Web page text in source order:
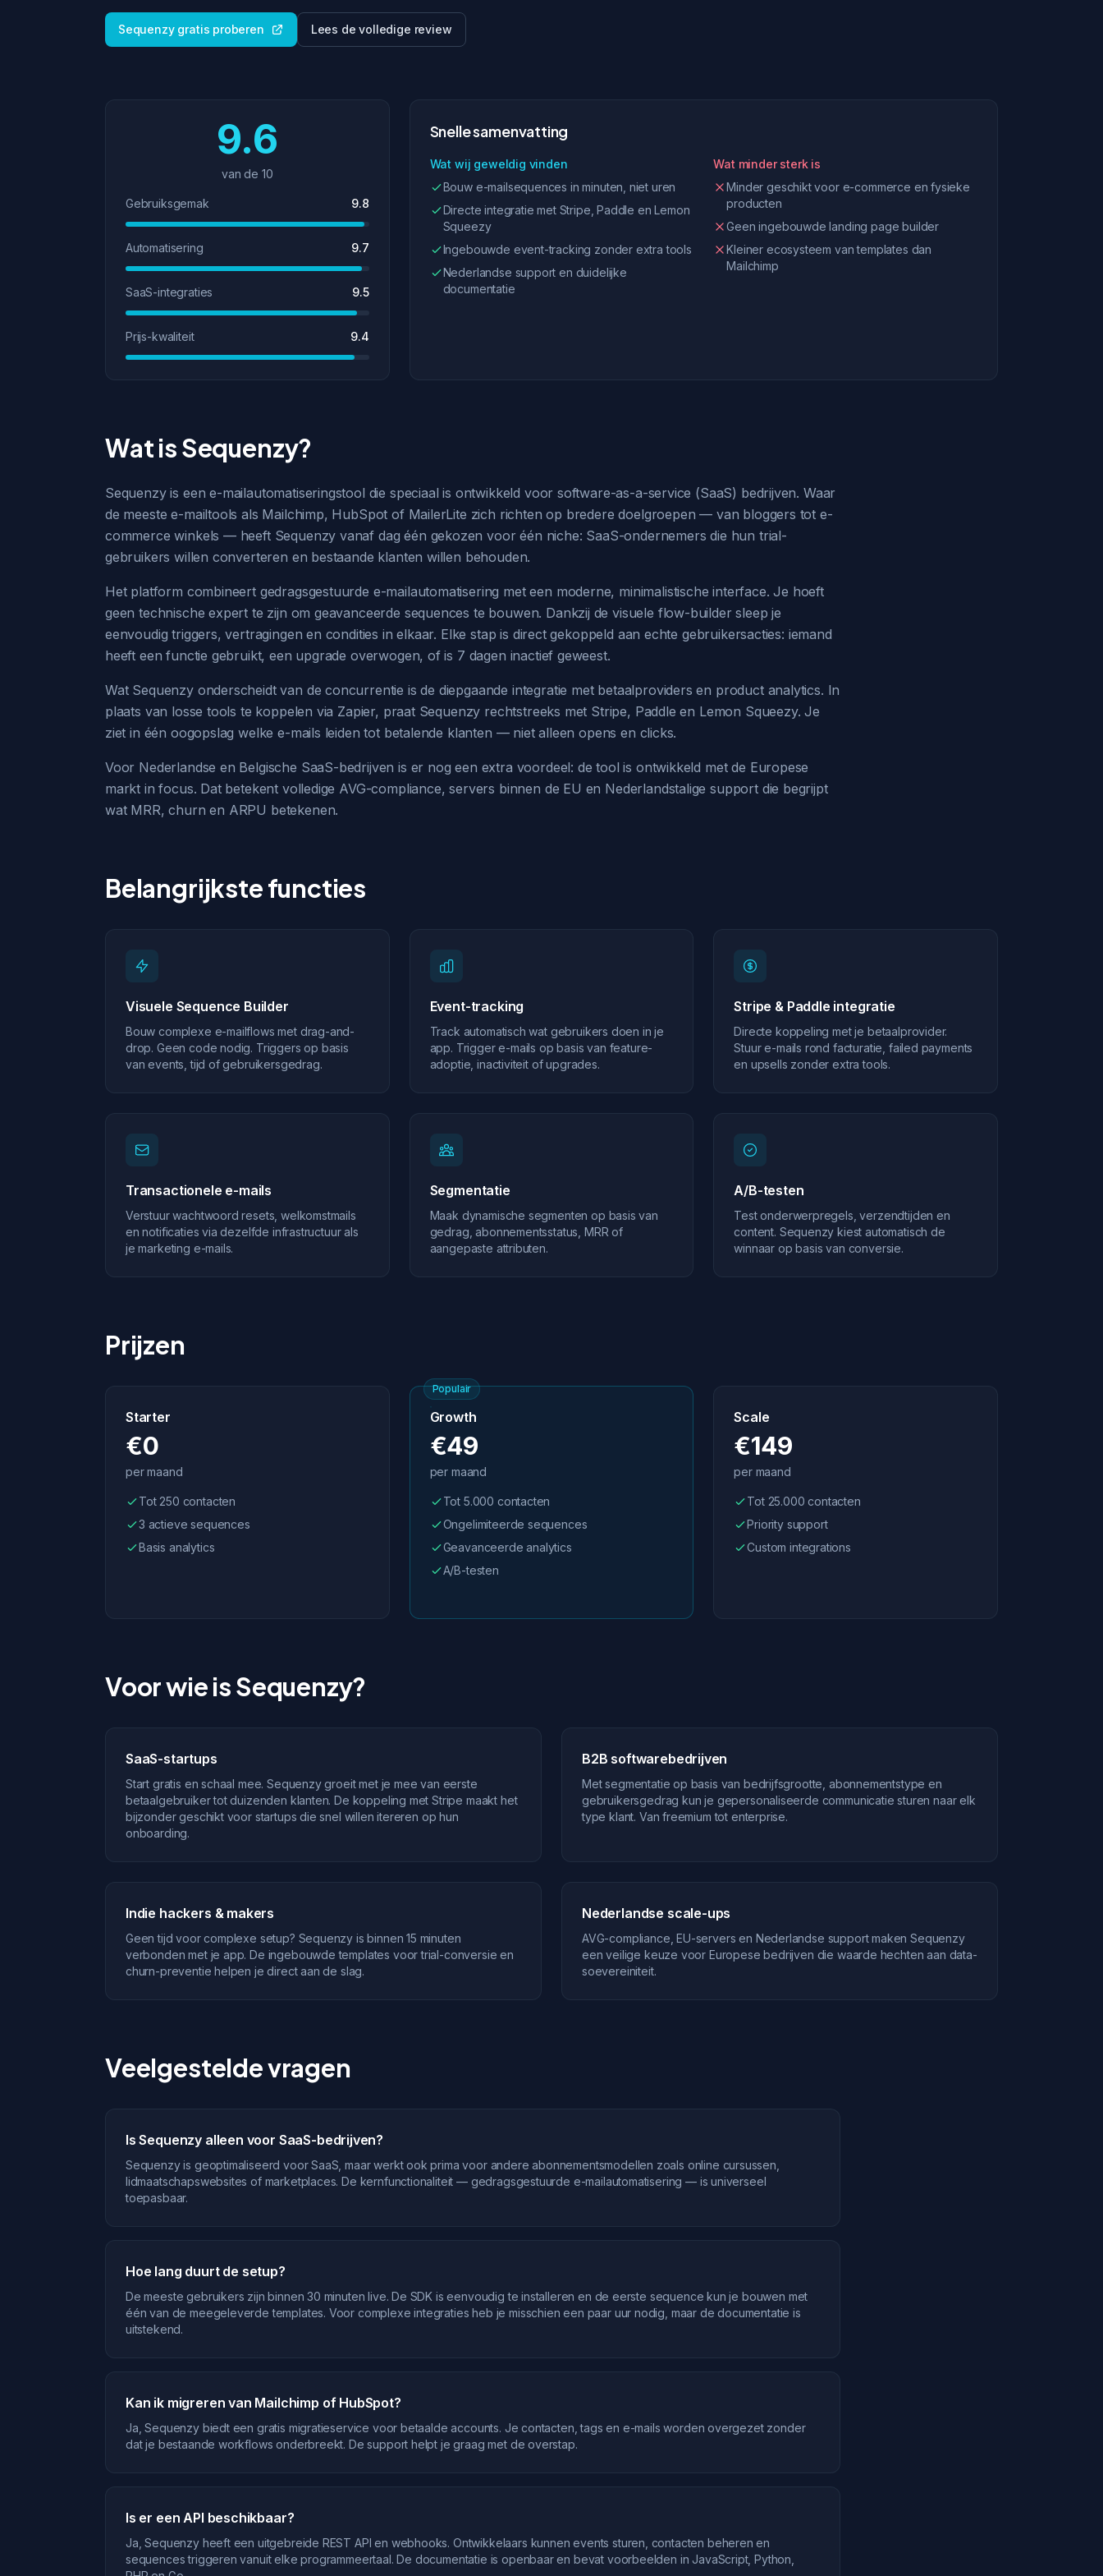
Sequenzy gratis proberen Lees de volledige review
9.6
van de 10
Gebruiksgemak 9.8
Automatisering 9.7
SaaS-integraties 9.5
Prijs-kwaliteit 9.4
Snelle samenvatting
Wat wij geweldig vinden
Bouw e-mailsequences in minuten, niet uren
Directe integratie met Stripe, Paddle en Lemon
Squeezy
Ingebouwde event-tracking zonder extra tools
Nederlandse support en duidelijke
documentatie
Wat minder sterk is
Minder geschikt voor e-commerce en fysieke
producten
Geen ingebouwde landing page builder
Kleiner ecosysteem van templates dan
Mailchimp
Wat is Sequenzy?
Sequenzy is een e-mailautomatiseringstool die speciaal is ontwikkeld voor software-as-a-service (SaaS) bedrijven. Waar
de meeste e-mailtools als Mailchimp, HubSpot of MailerLite zich richten op bredere doelgroepen — van bloggers tot e-
commerce winkels — heeft Sequenzy vanaf dag één gekozen voor één niche: SaaS-ondernemers die hun trial-
gebruikers willen converteren en bestaande klanten willen behouden.
Het platform combineert gedragsgestuurde e-mailautomatisering met een moderne, minimalistische interface. Je hoeft
geen technische expert te zijn om geavanceerde sequences te bouwen. Dankzij de visuele flow-builder sleep je
eenvoudig triggers, vertragingen en condities in elkaar. Elke stap is direct gekoppeld aan echte gebruikersacties: iemand
heeft een functie gebruikt, een upgrade overwogen, of is 7 dagen inactief geweest.
Wat Sequenzy onderscheidt van de concurrentie is de diepgaande integratie met betaalproviders en product analytics. In
plaats van losse tools te koppelen via Zapier, praat Sequenzy rechtstreeks met Stripe, Paddle en Lemon Squeezy. Je
ziet in één oogopslag welke e-mails leiden tot betalende klanten — niet alleen opens en clicks.
Voor Nederlandse en Belgische SaaS-bedrijven is er nog een extra voordeel: de tool is ontwikkeld met de Europese
markt in focus. Dat betekent volledige AVG-compliance, servers binnen de EU en Nederlandstalige support die begrijpt
wat MRR, churn en ARPU betekenen.
Belangrijkste functies
Visuele Sequence Builder
Bouw complexe e-mailflows met drag-and-
drop. Geen code nodig. Triggers op basis
van events, tijd of gebruikersgedrag.
Event-tracking
Track automatisch wat gebruikers doen in je
app. Trigger e-mails op basis van feature-
adoptie, inactiviteit of upgrades.
Stripe & Paddle integratie
Directe koppeling met je betaalprovider.
Stuur e-mails rond facturatie, failed payments
en upsells zonder extra tools.
Transactionele e-mails
Verstuur wachtwoord resets, welkomstmails
en notificaties via dezelfde infrastructuur als
je marketing e-mails.
Segmentatie
Maak dynamische segmenten op basis van
gedrag, abonnementsstatus, MRR of
aangepaste attributen.
A/B-testen
Test onderwerpregels, verzendtijden en
content. Sequenzy kiest automatisch de
winnaar op basis van conversie.
Prijzen
Starter
€0
per maand
Tot 250 contacten
3 actieve sequences
Basis analytics
Populair
Growth
€49
per maand
Tot 5.000 contacten
Ongelimiteerde sequences
Geavanceerde analytics
A/B-testen
Scale
€149
per maand
Tot 25.000 contacten
Priority support
Custom integrations
Voor wie is Sequenzy?
SaaS-startups
Start gratis en schaal mee. Sequenzy groeit met je mee van eerste
betaalgebruiker tot duizenden klanten. De koppeling met Stripe maakt het
bijzonder geschikt voor startups die snel willen itereren op hun
onboarding.
B2B softwarebedrijven
Met segmentatie op basis van bedrijfsgrootte, abonnementstype en
gebruikersgedrag kun je gepersonaliseerde communicatie sturen naar elk
type klant. Van freemium tot enterprise.
Indie hackers & makers
Geen tijd voor complexe setup? Sequenzy is binnen 15 minuten
verbonden met je app. De ingebouwde templates voor trial-conversie en
churn-preventie helpen je direct aan de slag.
Nederlandse scale-ups
AVG-compliance, EU-servers en Nederlandse support maken Sequenzy
een veilige keuze voor Europese bedrijven die waarde hechten aan data-
soevereiniteit.
Veelgestelde vragen
Is Sequenzy alleen voor SaaS-bedrijven?
Sequenzy is geoptimaliseerd voor SaaS, maar werkt ook prima voor andere abonnementsmodellen zoals online cursussen,
lidmaatschapswebsites of marketplaces. De kernfunctionaliteit — gedragsgestuurde e-mailautomatisering — is universeel
toepasbaar.
Hoe lang duurt de setup?
De meeste gebruikers zijn binnen 30 minuten live. De SDK is eenvoudig te installeren en de eerste sequence kun je bouwen met
één van de meegeleverde templates. Voor complexe integraties heb je misschien een paar uur nodig, maar de documentatie is
uitstekend.
Kan ik migreren van Mailchimp of HubSpot?
Ja, Sequenzy biedt een gratis migratieservice voor betaalde accounts. Je contacten, tags en e-mails worden overgezet zonder
dat je bestaande workflows onderbreekt. De support helpt je graag met de overstap.
Is er een API beschikbaar?
Ja, Sequenzy heeft een uitgebreide REST API en webhooks. Ontwikkelaars kunnen events sturen, contacten beheren en
sequences triggeren vanuit elke programmeertaal. De documentatie is openbaar en bevat voorbeelden in JavaScript, Python,